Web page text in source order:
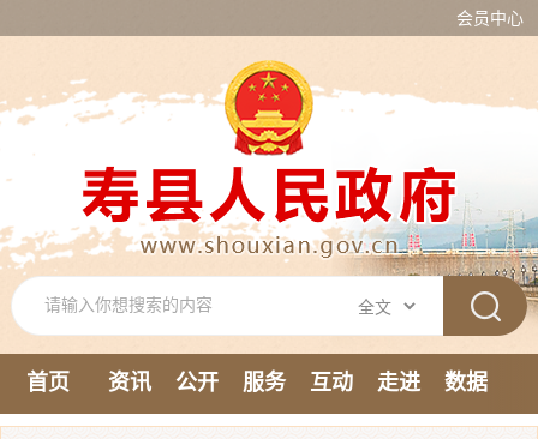
会员中心
首页 资讯 公开 服务 互动 走进
数据
新媒体